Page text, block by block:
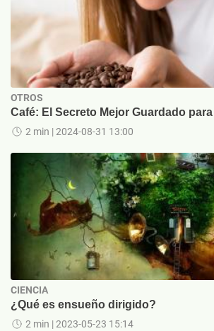
OTROS
Café: El Secreto Mejor Guardado
2 min | 2024-08-31 13:00
CIENCIA
¿Qué es ensueño dirigido?
2 min | 2023-05-23 15:14